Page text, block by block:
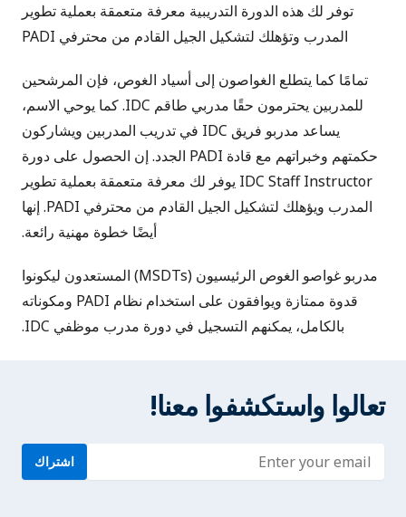
توفر لك هذه الدورة التدريبية معرفة متعمقة بعملية تطوير
المدرب وتؤهلك لتشكيل الجيل القادم من محترفي PADI
تمامًا كما يتطلع الغواصون إلى أسياد الغوص، فإن المرشحين
للمدربين يحترمون حقًا مدربي طاقم IDC. كما يوحي الاسم،
يساعد مدربو فريق IDC في تدريب المدربين ويشاركون
حكمتهم وخبراتهم مع قادة PADI الجدد. إن الحصول على دورة
IDC Staff Instructor يوفر لك معرفة متعمقة بعملية تطوير
المدرب ويؤهلك لتشكيل الجيل القادم من محترفي PADI. إنها
أيضًا خطوة مهنية رائعة.
مدربو غواصو الغوص الرئيسيون (MSDTs)
المستعدون ليكونوا
قدوة ممتازة ويوافقون على استخدام نظام PADI ومكوناته
بالكامل، يمكنهم التسجيل في دورة مدرب موظفي IDC.
تعالوا واستكشفوا معنا!
Enter address اشتراك